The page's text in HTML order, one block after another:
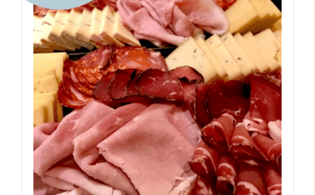
AJOUTER AU PANIER
/
DÉTAILS